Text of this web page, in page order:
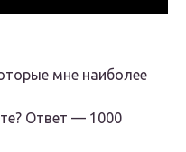
мне наиболее
Ответ — 1000